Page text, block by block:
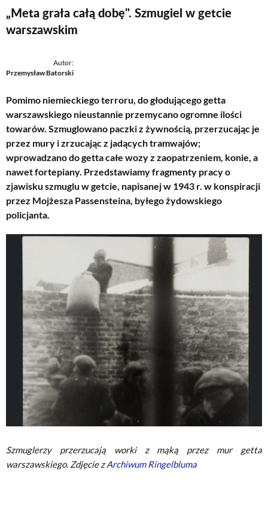
„Meta grała całą dobę". Szmugiel w getcie
warszawskim
Autor:
Przemysław Batorski
Pomimo niemieckiego terroru, do głodującego getta
warszawskiego nieustannie przemycano ogromne ilości
towarów. Szmuglowano paczki z żywnością, przerzucając je
przez mury i zrzucając z jadących tramwajów;
wprowadzano do getta całe wozy z zaopatrzeniem, konie, a
nawet fortepiany. Przedstawiamy fragmenty pracy o
zjawisku szmuglu w getcie, napisanej w 1943 r. w konspiracji
przez Mojżesza Passensteina, byłego żydowskiego
policjanta.
Szmuglerzy przerzucają worki z mąką przez mur getta
warszawskiego. Zdjęcie zArchiwum Ringelbluma